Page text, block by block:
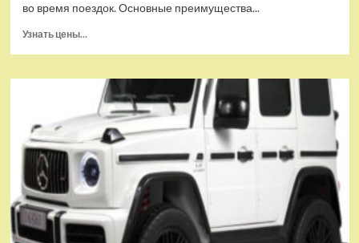
во время поездок. Основные преимущества...
Узнать цены...
Детский
электромобиль
RiverToys
C111CC
красный